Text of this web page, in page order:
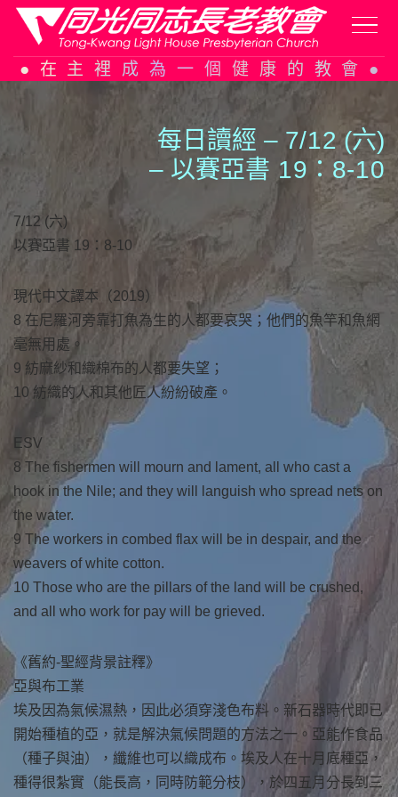
Skip
to
content
在主裡成為一個健康的教會
每日讀經 – 7/12 (六)
– 以賽亞書 19：8-10
7/12 (六)
以賽亞書 19：8-10
現代中文譯本（2019）
8 在尼羅河旁靠打魚為生的人都要哀哭；他們的魚竿和魚網
毫無用處。
9 紡麻紗和織棉布的人都要失望；
10 紡織的人和其他匠人紛紛破產。
ESV
8 The fishermen will mourn and lament, all who cast a
hook in the Nile; and they will languish who spread nets on
the water.
9 The workers in combed flax will be in despair, and the
weavers of white cotton.
10 Those who are the pillars of the land will be crushed,
and all who work for pay will be grieved.
《舊約-聖經背景註釋》
亞與布工業
埃及因為氣候濕熱，因此必須穿淺色布料。新石器時代即已
開始種植的亞，就是解決氣候問題的方法之一。亞能作食品
（種子與油），纖維也可以織成布。埃及人在十月底種亞，
種得很紮實（能長高，同時防範分枝），於四五月分長到三